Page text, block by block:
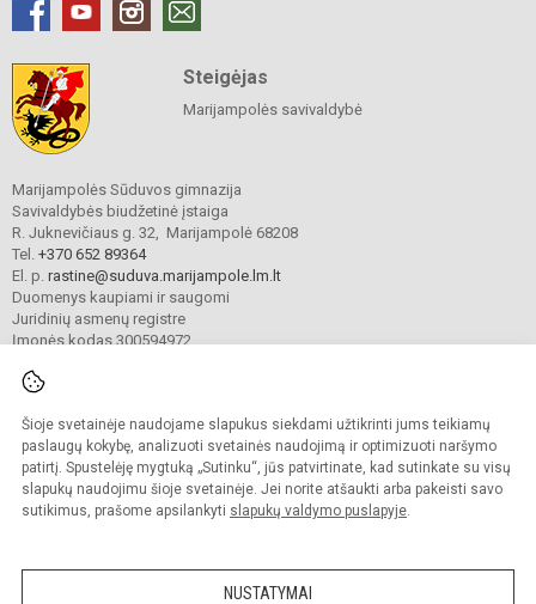
Šioje svetainėje naudojame slapukus siekdami užtikrinti jums teikiamų
paslaugų kokybę, analizuoti svetainės naudojimą ir optimizuoti naršymo
patirtį. Spustelėję mygtuką „Sutinku“, jūs patvirtinate, kad sutinkate su visų
slapukų naudojimu šioje svetainėje. Jei norite atšaukti arba pakeisti savo
sutikimus, prašome apsilankyti slapukų valdymo puslapyje.
NUSTATYMAI
Steigėjas
Marijampolės savivaldybė
Marijampolės Sūduvos gimnazija
Savivaldybės biudžetinė įstaiga
R. Juknevičiaus g. 32, Marijampolė 68208
Tel. +370 652 89364
El. p. rastine@suduva.marijampole.lm.lt
Duomenys kaupiami ir saugomi
Juridinių asmenų registre
Įmonės kodas 300594972
© 2024. Marijampolės Sūduvos gimnazija. Visos teisės saugomos.
Kopijuoti turinį be raštiško įstaigos administracijos sutikimo griežtai draudžiama.
Prieinamumo paraiška Slapukų valdymas
Sumanus būdas atnaujinti